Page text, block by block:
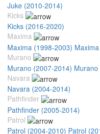
Juke (2010-2014)
Kicks
Kicks (2016-2020)
Maxima
Maxima (1998-2003)
Murano
Murano (2007-2014)
Navara
Navara (2004-2014)
Pathfinder
Pathfinder (2005-2014)
Patrol
Patrol (2004-2010) Patrol